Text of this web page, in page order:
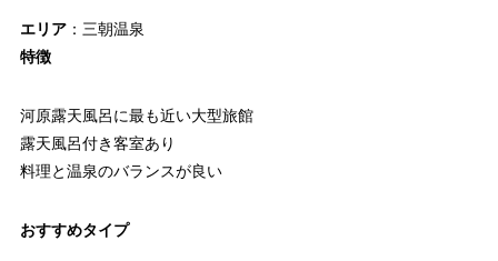
エリア：三朝温泉
特徴
河原露天風呂に最も近い大型旅館
露天風呂付き客室あり
料理と温泉のバランスが良い
おすすめタイプ